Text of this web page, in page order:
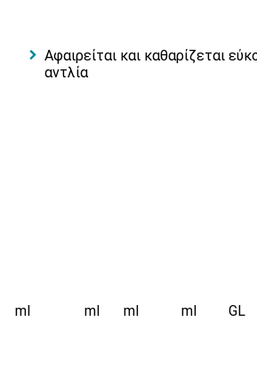
Αφαιρείται και καθαρίζεται
αντλία
ml ml ml ml GL